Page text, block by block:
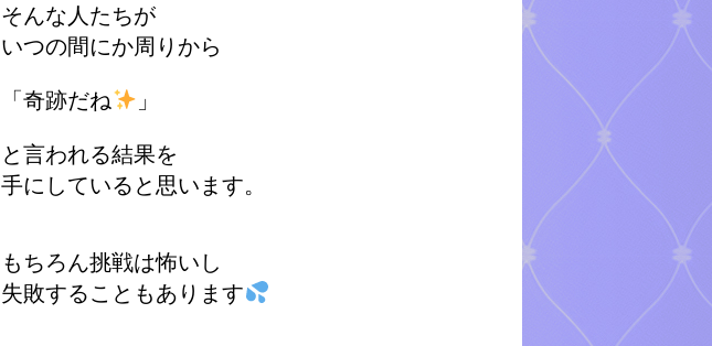
そんな人たちが
いつの間にか周りから
「奇跡だね 」
と言われる結果を
手にしていると思います。
もちろん挑戦は怖いし
失敗することもあります